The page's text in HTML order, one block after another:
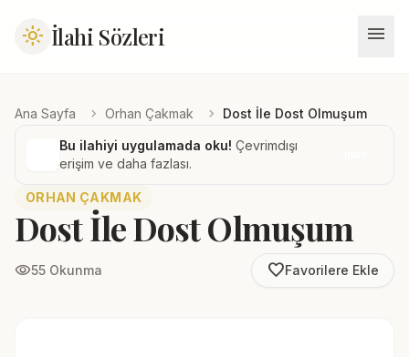
light_mode İlahi Sözleri menu
Ana Sayfa chevron_right Orhan Çakmak chevron_right Dost İle Dost Olmuşum
Bu ilahiyi uygulamada oku! Çevrimdışı
erişim ve daha fazlası.
ORHAN ÇAKMAK
Dost İle Dost Olmuşum
visibility55 Okunma favorite_borderFavorilere Ekle